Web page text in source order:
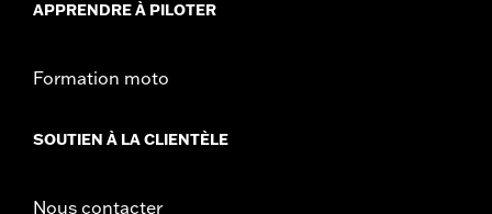
APPRENDRE À PILOTER
Formation moto
SOUTIEN À LA CLIENTÈLE
Nous contacter